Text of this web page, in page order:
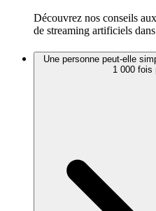
Découvrez nos conseils
de streaming artificiels dans
Une personne peut-elle
1 000 fois